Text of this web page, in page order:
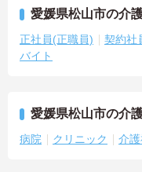
愛媛県松山市の介
正社員(正職員) 契約社
バイト
愛媛県松山市の介
病院 クリニック 介